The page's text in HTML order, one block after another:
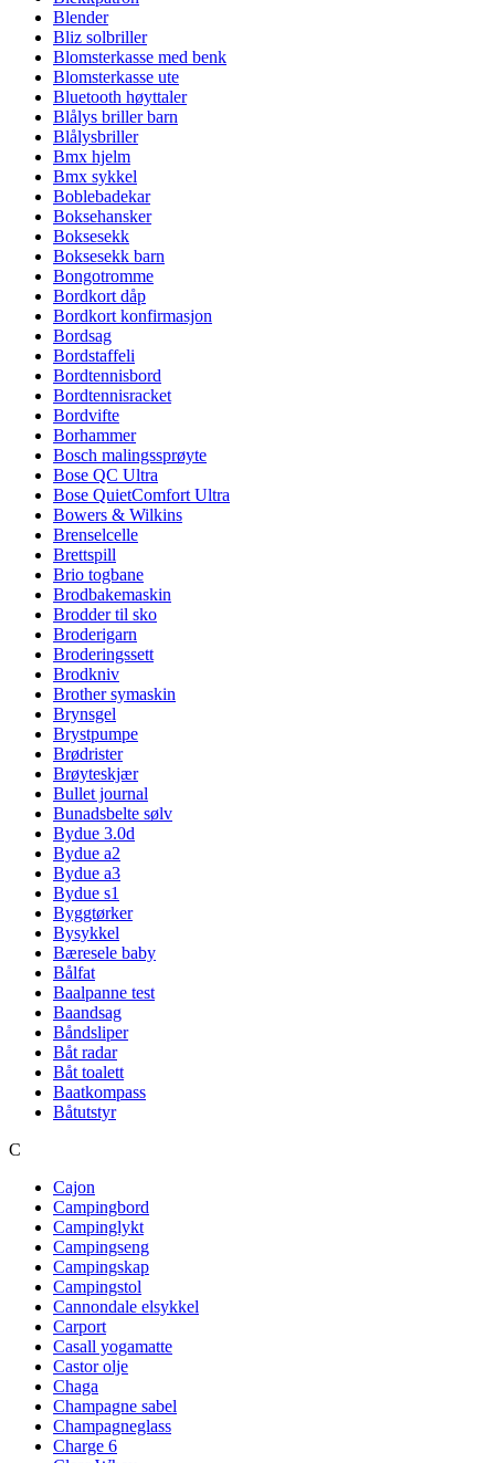
Blender
Bliz solbriller
Blomsterkasse med benk
Blomsterkasse ute
Bluetooth høyttaler
Blålys briller barn
Blålysbriller
Bmx hjelm
Bmx sykkel
Boblebadekar
Boksehansker
Boksesekk
Boksesekk barn
Bongotromme
Bordkort dåp
Bordkort konfirmasjon
Bordsag
Bordstaffeli
Bordtennisbord
Bordtennisracket
Bordvifte
Borhammer
Bosch malingssprøyte
Bose QC Ultra
Bose QuietComfort Ultra
Bowers & Wilkins
Brenselcelle
Brettspill
Brio togbane
Brodbakemaskin
Brodder til sko
Broderigarn
Broderingssett
Brodkniv
Brother symaskin
Brynsgel
Brystpumpe
Brødrister
Brøyteskjær
Bullet journal
Bunadsbelte sølv
Bydue 3.0d
Bydue a2
Bydue a3
Bydue s1
Byggtørker
Bysykkel
Bæresele baby
Bålfat
Baalpanne test
Baandsag
Båndsliper
Båt radar
Båt toalett
Baatkompass
Båtutstyr
C
Cajon
Campingbord
Campinglykt
Campingseng
Campingskap
Campingstol
Cannondale elsykkel
Carport
Casall yogamatte
Castor olje
Chaga
Champagne sabel
Champagneglass
Charge 6